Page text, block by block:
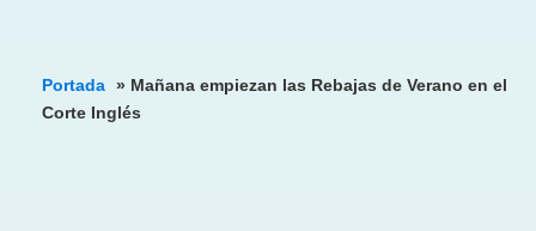
Portada » Mañana empiezan las Rebajas de Verano en el
Corte Inglés